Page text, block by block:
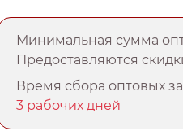
Минимальная сумма
Предоставляются
Время сбора оптовых
3 рабочих дней